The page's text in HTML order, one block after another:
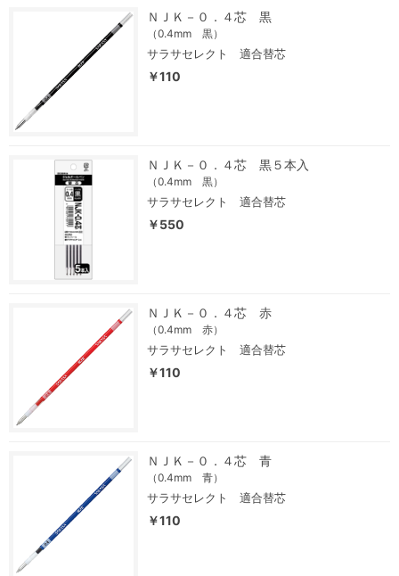
ＮＪＫ－０．４芯 黒
（0.4mm 黒）
サラサセレクト 適合替芯
￥110
ＮＪＫ－０．４芯 黒５本入
（0.4mm 黒）
サラサセレクト 適合替芯
￥550
ＮＪＫ－０．４芯 赤
（0.4mm 赤）
サラサセレクト 適合替芯
￥110
ＮＪＫ－０．４芯 青
（0.4mm 青）
サラサセレクト 適合替芯
￥110